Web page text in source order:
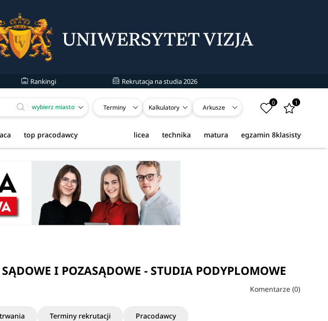
Rankingi Rekrutacja na studia 2026
wybierz miasto Terminy Kalkulatory Arkusze
0 1
top pracodawcy egzamin 8klasisty
matura
technika
licea
I POZASĄDOWE - STUDIA PODYPLOMOWE
Komentarze (0)
Terminy rekrutacji Pracodawcy